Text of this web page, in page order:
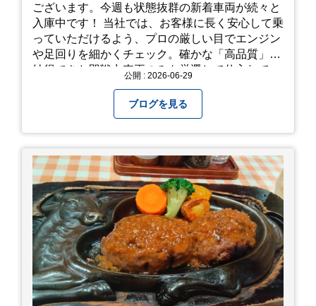
ございます。今週も状態抜群の新着車両が続々と
入庫中です！ 当社では、お客様に長く安心して乗
っていただけるよう、プロの厳しい目でエンジン
や足回りを細かくチェック。確かな「高品質」と
納得できた即戦力車両のみを厳選して仕入れてい
公開 : 2026-06-29
ブログを見る